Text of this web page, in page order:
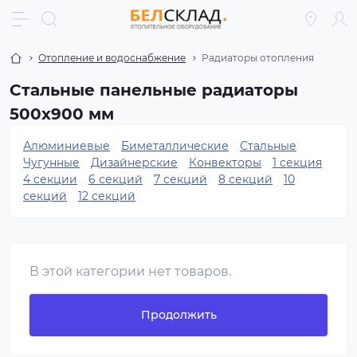
Отопление и водоснабжение Радиаторы отопления
Стальные панельные радиаторы
500x900 мм
Алюминиевые Биметаллические
Стальные
Чугунные
Дизайнерские Конвекторы
1 секция
4 секции
6 секций 7 секций 8 секций
10
секций
12 секций
В этой категории нет товаров.
Продолжить